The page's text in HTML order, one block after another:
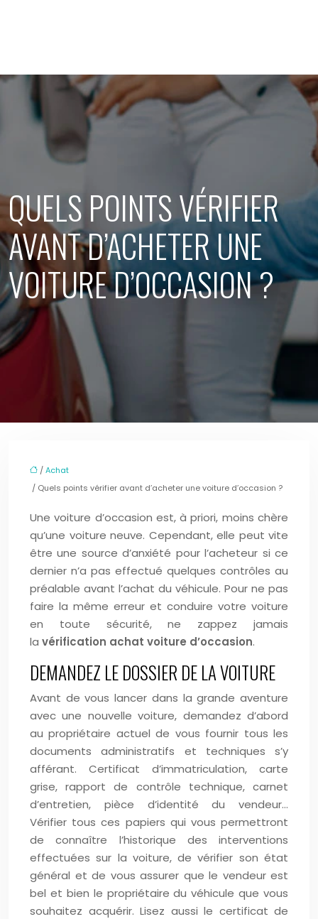
QUELS POINTS VÉRIFIER
AVANT D’ACHETER UNE
VOITURE D’OCCASION ?
/Achat
/ Quels points vérifier avant d’acheter une voiture d’occasion ?
Une voiture d’occasion est, à priori, moins chère
qu’une voiture neuve. Cependant, elle peut vite
être une source d’anxiété pour l’acheteur si ce
dernier n’a pas effectué quelques contrôles au
préalable avant l’achat du véhicule. Pour ne pas
faire la même erreur et conduire votre voiture
en toute sécurité, ne zappez jamais
la vérification achat voiture d’occasion.
DEMANDEZ LE DOSSIER DE LA VOITURE
Avant de vous lancer dans la grande aventure
avec une nouvelle voiture, demandez d’abord
au propriétaire actuel de vous fournir tous les
documents administratifs et techniques s’y
afférant. Certificat d’immatriculation, carte
grise, rapport de contrôle technique, carnet
d’entretien, pièce d’identité du vendeur…
Vérifier tous ces papiers qui vous permettront
de connaître l’historique des interventions
effectuées sur la voiture, de vérifier son état
général et de vous assurer que le vendeur est
bel et bien le propriétaire du véhicule que vous
souhaitez acquérir. Lisez aussi le certificat de